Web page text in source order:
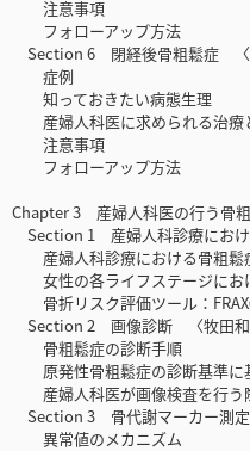
注意事項
フォローアップ方法
Section 6 閉経後骨粗鬆症 〈
症例
知っておきたい病態生理
産婦人科医に求められる治療
注意事項
フォローアップ方法
Chapter 3 産婦人科医の行う骨
Section 1 産婦人科診療におけ
産婦人科診療における骨粗鬆
女性の各ライフステージにお
骨折リスク評価ツール：
Section 2 画像診断 〈牧田和
骨粗鬆症の診断手順
原発性骨粗鬆症の診断基準に
産婦人科医が画像検査を行う
Section 3 骨代謝マーカー測
異常値のメカニズム